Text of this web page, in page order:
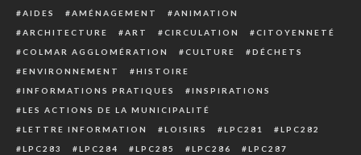
AIDES AMÉNAGEMENT
ANIMATION
ARCHITECTURE
ART CIRCULATION
CITOYENNETÉ
COLMAR AGGLOMÉRATION
CULTURE
DÉCHETS
ENVIRONNEMENT
HISTOIRE
INFORMATIONS PRATIQUES
INSPIRATIONS
LES ACTIONS DE LA MUNICIPALITÉ
LETTRE INFORMATION
LOISIRS LPC281
LPC282
LPC283
LPC284 LPC285 LPC286
LPC287